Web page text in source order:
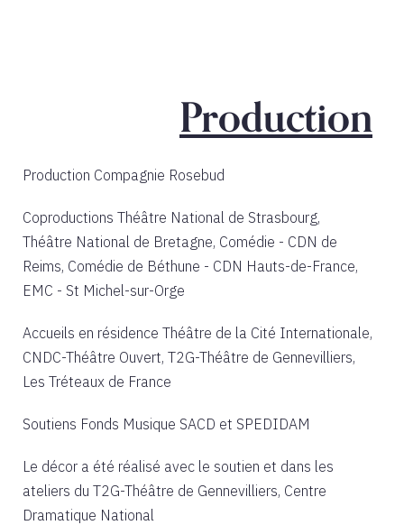
Production
Production Compagnie Rosebud
Coproductions Théâtre National de Strasbourg,
Théâtre National de Bretagne, Comédie - CDN de
Reims, Comédie de Béthune - CDN Hauts-de-France,
EMC - St Michel-sur-Orge
Accueils en résidence Théâtre de la Cité Internationale,
CNDC-Théâtre Ouvert, T2G-Théâtre de Gennevilliers,
Les Tréteaux de France
Soutiens Fonds Musique SACD et SPEDIDAM
Le décor a été réalisé avec le soutien et dans les
ateliers du T2G-Théâtre de Gennevilliers, Centre
Dramatique National